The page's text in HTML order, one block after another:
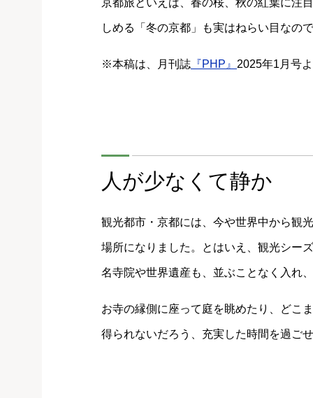
京都旅といえば、春の桜、秋の紅葉に注
しめる「冬の京都」も実はねらい目なの
※本稿は、月刊誌 『PHP』 2025年1月号
人が少なくて静か
観光都市・京都には、今や世界中から観
場所になりました。とはいえ、観光シー
名寺院や世界遺産も、並ぶことなく入れ
お寺の縁側に座って庭を眺めたり、どこ
得られないだろう、充実した時間を過ご